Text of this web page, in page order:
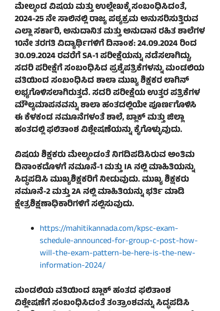
ಮೇಲ್ಕಂಡ ವಿಷಯ ಮತ್ತು ಉಲ್ಲೇಖಕ್ಕೆ ಸಂಬಂಧಿಸಿದಂತೆ,
2024-25 ನೇ ಸಾಲಿನಲ್ಲಿ ರಾಜ್ಯ ಪಠ್ಯಕ್ರಮ ಅನುಸರಿಸುತ್ತಿರುವ
ಎಲ್ಲಾ ಸರ್ಕಾರಿ, ಅನುದಾನಿತ ಮತ್ತು ಅನುದಾನ ರಹಿತ ಶಾಲೆಗಳ
10ನೇ ತರಗತಿ ವಿದ್ಯಾರ್ಥಿಗಳಿಗೆ ದಿನಾಂಕ: 24.09.2024 ರಿಂದ
30.09.2024 ರವರೆಗೆ SA-1 ಪರೀಕ್ಷೆಯನ್ನು ನಡೆಸಲಾಗಿದ್ದು,
ಸದರಿ ಪರೀಕ್ಷೆಗೆ ಸಂಬಂಧಿಸಿದ ಪ್ರಶ್ನೆಪತ್ರಿಕೆಗಳನ್ನು ಮಂಡಲಿಯ
ವತಿಯಿಂದ ಸಂಬಂಧಿಸಿದ ಶಾಲಾ ಮುಖ್ಯ ಶಿಕ್ಷಕರ ಲಾಗಿನ್‌
ಲಭ್ಯಗೊಳಿಸಲಾಗಿರುತ್ತದೆ. ಸದರಿ ಪರೀಕ್ಷೆಯ ಉತ್ತರ ಪತ್ರಿಕೆಗಳ
ಮೌಲ್ಯಮಾಪನವನ್ನು ಶಾಲಾ ಹಂತದಲ್ಲಿಯೇ ಪೂರ್ಣಗೊಳಿಸಿ
ಈ ಕೆಳಕಂಡ ನಮೂನೆಗಳಂತೆ ಶಾಲೆ, ಬ್ಲಾಕ್ ಮತ್ತು ಜಿಲ್ಲಾ
ಹಂತದಲ್ಲಿ ಫಲಿತಾಂಶ ವಿಶ್ಲೇಷಣೆಯನ್ನು ಕೈಗೊಳ್ಳುವುದು.
ವಿಷಯ ಶಿಕ್ಷಕರು ಮೇಲ್ಕಂಡಂತೆ ನಿಗದಿಪಡಿಸಿರುವ ಅಂತಿಮ
ದಿನಾಂಕದೊಳಗೆ ನಮೂನೆ-1 ಮತ್ತು IA ನಲ್ಲಿ ಮಾಹಿತಿಯನ್ನು
ಸಿದ್ಧಪಡಿಸಿ ಮುಖ್ಯಶಿಕ್ಷಕರಿಗೆ ನೀಡುವುದು. ಮುಖ್ಯ ಶಿಕ್ಷಕರು
ನಮೂನೆ-2 ಮತ್ತು 2A ನಲ್ಲಿ ಮಾಹಿತಿಯನ್ನು ಭರ್ತಿ ಮಾಡಿ
ಕ್ಷೇತ್ರಶಿಕ್ಷಣಾಧಿಕಾರಿಗಳಿಗೆ ಸಲ್ಲಿಸುವುದು.
https://mahitikannada.com/kpsc-exam-
schedule-announced-for-group-c-post-how-
will-the-exam-pattern-be-here-is-the-new-
information-2024/
ಮಂಡಲಿಯ ವತಿಯಿಂದ ಬ್ಲಾಕ್ ಹಂತದ ಫಲಿತಾಂಶ
ವಿಶ್ಲೇಷಣೆಗೆ ಸಂಬಂಧಿಸಿದಂತೆ ತಂತ್ರಾಂಶವನ್ನು ಸಿದ್ಧಪಡಿಸಿ